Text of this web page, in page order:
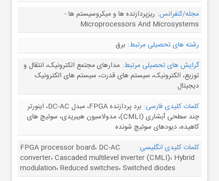
مجله/کنفرانس: ریزپردازنده ها و میکروسیستم ها -
Microprocessors And Microsystems
رشته های تحصیلی مرتبط: برق
گرایش های تحصیلی مرتبط: مدارهای مجتمع الکترونیک، انتقال و
توزیع، الکترونیک، سیستم های قدرت، سیستم های الکترونیک
دیجیتال
کلمات کلیدی فارسی:
برد پردازنده FPGA، مبدل DC-AC، اینورتر
چند سطحی آبشاری (CMLI)، مدولاسیون هیبریدی، سوئیچ های
کاهیده، دیودهای سوئیچ شونده
کلمات کلیدی انگلیسی:
FPGA processor board، DC-AC
converter، Cascaded multilevel inverter (CMLI)، Hybrid
modulation، Reduced switches، Switched diodes